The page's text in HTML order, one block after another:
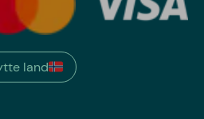
land